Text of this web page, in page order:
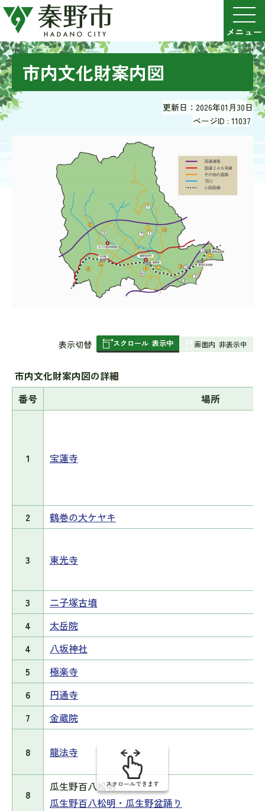
市内文化財案内図
更新日：2026年01月30日
ページID : 11037
表
み
の
表示切替 スクロール 表示中 画面内 非表示中
市内文化財案内図の詳細
番号
場所
1 宝蓮寺
2 鶴巻の大ケヤキ
3 東光寺
3
二子塚古墳
4
太岳院
4
八坂神社
5
極楽寺
6
円通寺
7
金蔵院
8 龍法寺
8
瓜生野百八松明
瓜生野百八松明・瓜生野盆踊り
スクロールできます